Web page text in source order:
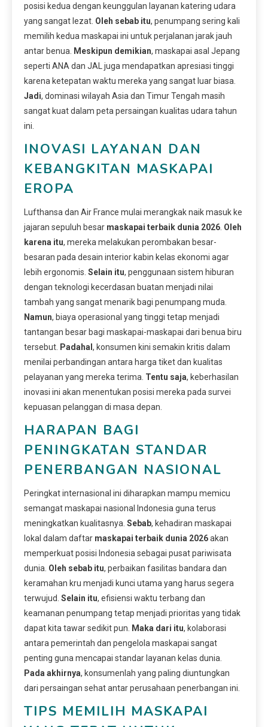
posisi kedua dengan keunggulan layanan katering udara
yang sangat lezat. Oleh sebab itu, penumpang sering kali
memilih kedua maskapai ini untuk perjalanan jarak jauh
antar benua.
Meskipun demikian, maskapai asal Jepang
seperti ANA dan JAL juga mendapatkan apresiasi tinggi
karena ketepatan waktu mereka yang sangat luar biasa.
Jadi, dominasi wilayah Asia dan Timur Tengah masih
sangat kuat dalam peta persaingan kualitas udara tahun
ini.
INOVASI LAYANAN DAN
KEBANGKITAN MASKAPAI
EROPA
Lufthansa dan Air France mulai merangkak naik masuk ke
jajaran sepuluh besar maskapai terbaik dunia 2026 Oleh
karena itu, mereka melakukan perombakan besar-
besaran pada desain interior kabin kelas ekonomi agar
lebih ergonomis. Selain itu, penggunaan sistem hiburan
dengan teknologi kecerdasan buatan menjadi nilai
tambah yang sangat menarik bagi penumpang muda.
Namun, biaya operasional yang tinggi tetap menjadi
tantangan besar bagi maskapai-maskapai dari benua biru
tersebut. Padahal , konsumen kini semakin kritis dalam
menilai perbandingan antara harga tiket dan kualitas
pelayanan yang mereka terima. Tentu saja, keberhasilan
inovasi ini akan menentukan posisi mereka pada survei
kepuasan pelanggan di masa depan.
HARAPAN BAGI
PENINGKATAN STANDAR
PENERBANGAN NASIONAL
Peringkat internasional ini diharapkan mampu memicu
semangat maskapai nasional Indonesia guna terus
meningkatkan kualitasnya. Sebab, kehadiran maskapai
lokal dalam daftar maskapai terbaik dunia 2026akan
memperkuat posisi Indonesia sebagai pusat pariwisata
dunia. Oleh sebab itu, perbaikan fasilitas bandara dan
keramahan kru menjadi kunci utama yang harus segera
terwujud. Selain itu, efisiensi waktu terbang dan
keamanan penumpang tetap menjadi prioritas yang tidak
dapat kita tawar sedikit pun.
Maka dari itu, kolaborasi
antara pemerintah dan pengelola maskapai sangat
penting guna mencapai standar layanan kelas dunia.
Pada akhirnya, konsumenlah yang paling diuntungkan
dari persaingan sehat antar perusahaan penerbangan ini.
TIPS MEMILIH MASKAPAI